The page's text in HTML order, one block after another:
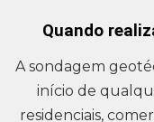
Quando
A sondagem
início de
residenciais,